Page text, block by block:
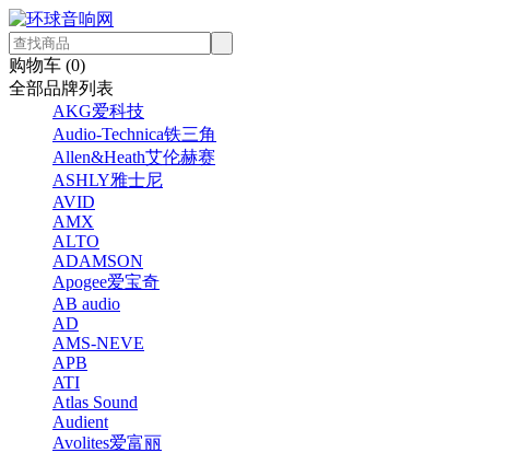
购物车 (0)
全部品牌列表
AKG爱科技
Audio-Technica铁三角
Allen&Heath艾伦赫赛
ASHLY雅士尼
AVID
AMX
ALTO
ADAMSON
Apogee爱宝奇
AB audio
AD
AMS-NEVE
APB
ATI
Atlas Sound
Audient
Avolites爱富丽